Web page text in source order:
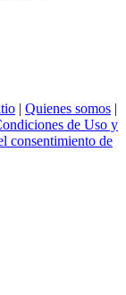
| Quienes somos |
de Uso y
consentimiento de